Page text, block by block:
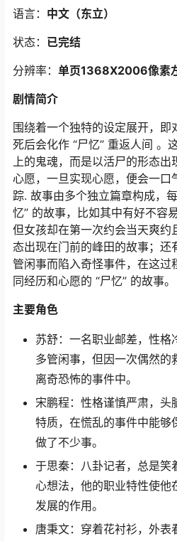
语言： 中文（东立）
状态： 已完结
分辨率： 单页1368X2006像素
剧情简介
围绕着一个独特的设定展开，即
死后会化作 “尸忆” 重返人间 。
上的鬼魂，而是以活尸的形态出
心愿，一旦实现心愿，便会一口
踪. 故事由多个独立篇章构成，
忆” 的故事，比如其中有好不容
但女孩却在第一次约会当天爽约
态出现在门前的峰田的故事；还
管闲事而陷入奇怪事件，在这过
同经历和心愿的 “尸忆” 的故事。
主要角色
苏舒：一名职业邮差，性格
多管闲事，但因一次偶然的
离奇恐怖的事件中。
宋鹏程：性格谨慎严肃，头
特质，在慌乱的事件中能够
做了不少事。
于思秦：八卦记者，总是笑
心想法，他的职业特性使他
发展的作用。
唐秉文：穿着花衬衫，外表